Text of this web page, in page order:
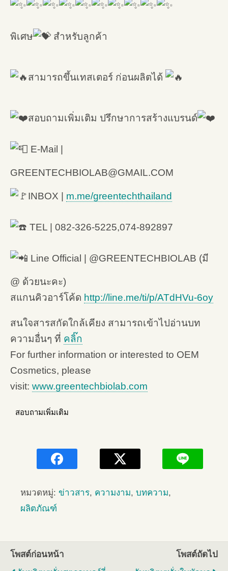
พิเศษ สำหรับลูกค้า
สามารถขึ้นเทสเตอร์ ก่อนผลิตได้
สอบถามเพิ่มเติม ปรึกษาการสร้างแบรนด์
E-Mail |
GREENTECHBIOLAB@GMAIL.COM
INBOX | m.me/greentechthailand
TEL | 082-326-5225,074-892897
Line Official | @GREENTECHBIOLAB (มี
@ ด้วยนะคะ)
สแกนคิวอาร์โค้ด http://line.me/ti/p/ATdHVu-6oy
สนใจสารสกัดใกล้เคียง สามารถเข้าไปอ่านบท
ความอื่นๆ ที่ คลิ๊ก
For further information or interested to OEM
Cosmetics, please
visit: www.greentechbiolab.com
สอบถามเพิ่มเติม
หมวดหมู่: ข่าวสาร, ความงาม, บทความ,
ผลิตภัณฑ์
โพสต์ก่อนหน้า
โพสต์ถัดไป